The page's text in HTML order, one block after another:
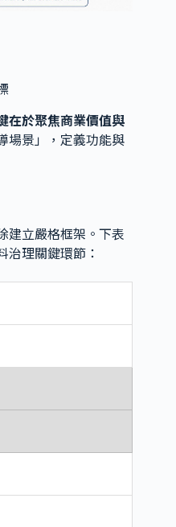
在於聚焦商業價值與
場景」，定義功能與
建立嚴格框架。下表
治理關鍵環節：